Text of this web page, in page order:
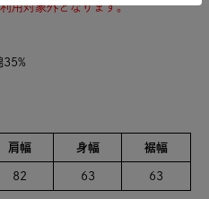
用対象外となります。
肩幅 身幅 裾幅
82 63 63